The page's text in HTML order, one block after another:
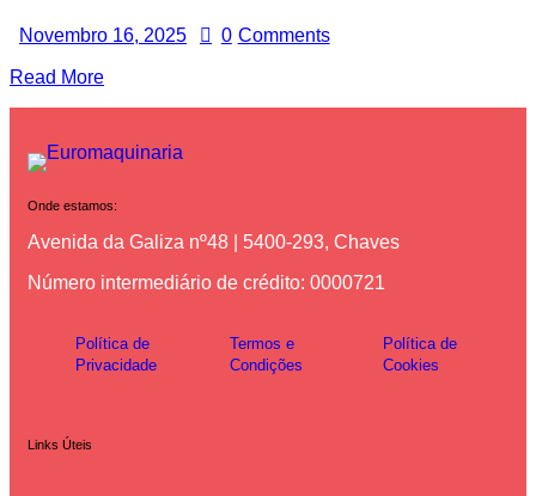
Novembro 16, 2025 0 Comments
Read More
Onde estamos:
Avenida da Galiza nº48 | 5400-293, Chaves
Número intermediário de crédito: 0000721
Política de
Privacidade
Termos e
Condições
Política de
Cookies
Links Úteis